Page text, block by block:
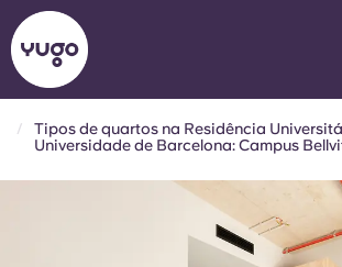
English (US)
Tipos de quartos na Residência
Universidade de Barcelona: Campus